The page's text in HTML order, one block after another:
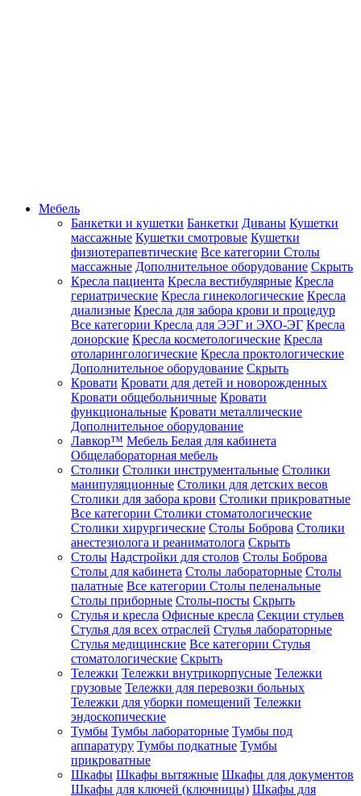
Мебель
Банкетки и кушетки Банкетки Диваны Кушетки
массажные Кушетки смотровые Кушетки
физиотерапевтические Все категории Столы
массажные Дополнительное оборудование Скрыть
Кресла пациента Кресла вестибулярные Кресла
гериатрические Кресла гинекологические Кресла
диализные Кресла для забора крови и процедур
Все категории Кресла для ЭЭГ и ЭХО-ЭГ Кресла
донорские Кресла косметологические Кресла
отоларингологические Кресла проктологические
Дополнительное оборудование Скрыть
Кровати Кровати для детей и новорожденных
Кровати общебольничные Кровати
функциональные Кровати металлические
Дополнительное оборудование
Лавкор™ Мебель Белая для кабинета
Общелабораторная мебель
Столики Столики инструментальные Столики
манипуляционные Столики для детских весов
Столики для забора крови Столики прикроватные
Все категории Столики стоматологические
Столики хирургические Столы Боброва Столики
анестезиолога и реаниматолога Скрыть
Столы Надстройки для столов Столы Боброва
Столы для кабинета Столы лабораторные Столы
палатные Все категории Столы пеленальные
Столы приборные Столы-посты Скрыть
Стулья и кресла Офисные кресла Секции стульев
Стулья для всех отраслей Стулья лабораторные
Стулья медицинские Все категории Стулья
стоматологические Скрыть
Тележки Тележки внутрикорпусные Тележки
грузовые Тележки для перевозки больных
Тележки для уборки помещений Тележки
эндоскопические
Тумбы Тумбы лабораторные Тумбы под
аппаратуру Тумбы подкатные Тумбы
прикроватные
Шкафы Шкафы вытяжные Шкафы для документов
Шкафы для ключей (ключницы) Шкафы для